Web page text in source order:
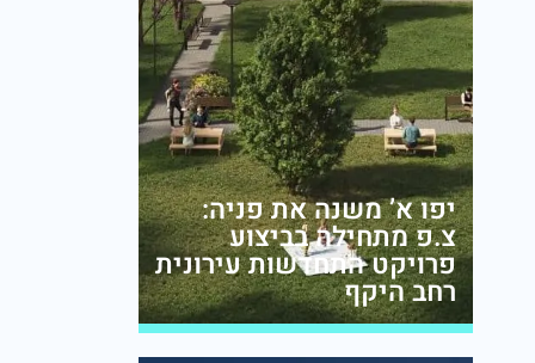
יפו א’ משנה את פניה:
צ.פ מתחילה בביצוע
פרויקט התחדשות עירונית
רחב היקף